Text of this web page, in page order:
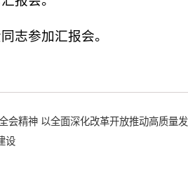
志参加汇报会。
会精神 以全面深化改革开放推动高质量
设